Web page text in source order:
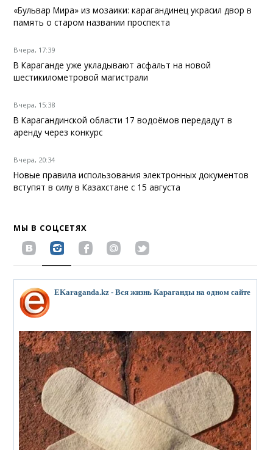
«Бульвар Мира» из мозаики: карагандинец украсил двор в
память о старом названии проспекта
Вчера, 17:39
В Караганде уже укладывают асфальт на новой
шестикилометровой магистрали
Вчера, 15:38
В Карагандинской области 17 водоёмов передадут в
аренду через конкурс
Вчера, 20:34
Новые правила использования электронных документов
вступят в силу в Казахстане с 15 августа
МЫ В СОЦСЕТЯХ
EKaraganda.kz - Вся жизнь Караганды на одном сайте